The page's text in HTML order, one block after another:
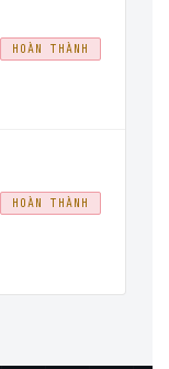
HOÀN THÀNH
HOÀN THÀNH